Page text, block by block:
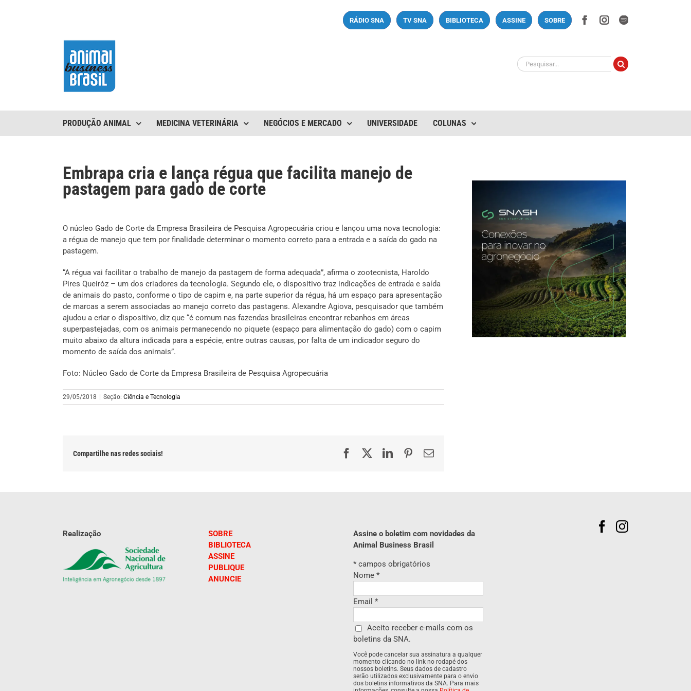
RÁDIO SNA TV SNA BIBLIOTECA ASSINE SOBRE Facebook
Instagram
Spotify
Buscar
resultados
PRODUÇÃO ANIMAL MEDICINA VETERINÁRIA NEGÓCIOS E MERCADO UNIVERSIDADE COLUNAS
Embrapa cria e lança régua que facilita manejo de
pastagem para gado de corte
O núcleo Gado de Corte da Empresa Brasileira de Pesquisa Agropecuária criou e lançou uma nova tecnologia:
a régua de manejo que tem por finalidade determinar o momento correto para a entrada e a saída do gado na
pastagem.
“A régua vai facilitar o trabalho de manejo da pastagem de forma adequada”, afirma o zootecnista, Haroldo
Pires Queiróz – um dos criadores da tecnologia. Segundo ele, o dispositivo traz indicações de entrada e saída
de animais do pasto, conforme o tipo de capim e, na parte superior da régua, há um espaço para apresentação
de marcas a serem associadas ao manejo correto das pastagens. Alexandre Agiova, pesquisador que também
ajudou a criar o dispositivo, diz que “é comum nas fazendas brasileiras encontrar rebanhos em áreas
superpastejadas, com os animais permanecendo no piquete (espaço para alimentação do gado) com o capim
muito abaixo da altura indicada para a espécie, entre outras causas, por falta de um indicador seguro do
momento de saída dos animais”.
Foto: Núcleo Gado de Corte da Empresa Brasileira de Pesquisa Agropecuária
29/05/2018 Seção: Ciência e Tecnologia
Compartilhe nas redes sociais! FacebookLinkedInPinterest
E-
Realização
SOBRE
BIBLIOTECA
ASSINE
PUBLIQUE
ANUNCIE
Assine o boletim com novidades da
Animal Business Brasil
* campos obrigatórios
Nome *
Email *
Aceito receber e-mails com os
boletins da SNA.
Você pode cancelar sua assinatura a qualquer
momento clicando no link no rodapé dos
nossos boletins. Seus dados de cadastro
serão utilizados exclusivamente para o envio
dos boletins informativos da SNA. Para mais